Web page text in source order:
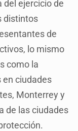
del ejercicio de
distintos
de
lo mismo
como la
en ciudades
Monterrey y
de las ciudades